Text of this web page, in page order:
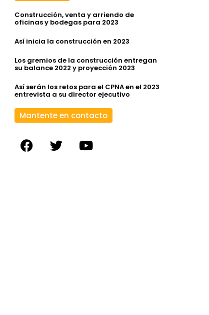
Construcción, venta y arriendo de
oficinas y bodegas para 2023
Así inicia la construcción en 2023
Los gremios de la construcción entregan
su balance 2022 y proyección 2023
Así serán los retos para el CPNA en el 2023
entrevista a su director ejecutivo
Mantente en contacto